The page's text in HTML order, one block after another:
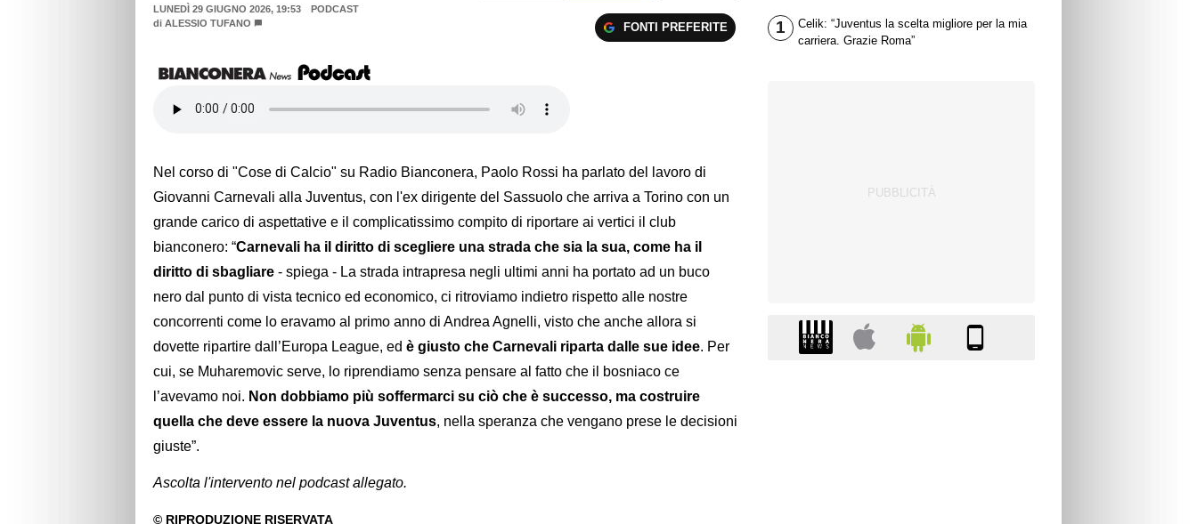
LUNEDÌ 29 GIUGNO 2026, 19:53
PODCAST
di ALESSIO TUFANO FONTI PREFERITE
Nel corso di "Cose di Calcio" su Radio Bianconera, Paolo Rossi ha parlato del lavoro di
Giovanni Carnevali alla Juventus, con l'ex dirigente del Sassuolo che arriva a Torino con un
grande carico di aspettative e il complicatissimo compito di riportare ai vertici il club
bianconero: “Carnevali ha il diritto di scegliere una strada che sia la sua, come ha il
diritto di sbagliare - spiega - La strada intrapresa negli ultimi anni ha portato ad un buco
nero dal punto di vista tecnico ed economico, ci ritroviamo indietro rispetto alle nostre
concorrenti come lo eravamo al primo anno di Andrea Agnelli, visto che anche allora si
dovette ripartire dall’Europa League, ed è giusto che Carnevali riparta dalle sue idee. Per
cui, se Muharemovic serve, lo riprendiamo senza pensare al fatto che il bosniaco ce
l’avevamo noi. Non dobbiamo più soffermarci su ciò che è successo, ma costruire
quella che deve essere la nuova Juventus, nella speranza che vengano prese le decisioni
giuste”.
Ascolta l'intervento nel podcast allegato.
1
Celik: “Juventus la scelta migliore per la mia
carriera. Grazie Roma”